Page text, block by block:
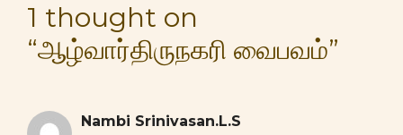
1 thought on
“ஆழ்வார்திருநகரி வைபவம்”
Nambi Srinivasan.L.S